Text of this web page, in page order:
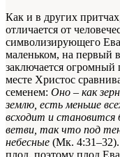
Как и в других
отличается от
символизирующего
маленьком, на первый
заключается
месте Христос
семенем: Оно – как
землю, есть меньше
всходит и становится
ветви, так что под
небесные (Мк. 4:31–32).
плод, поэтому плод